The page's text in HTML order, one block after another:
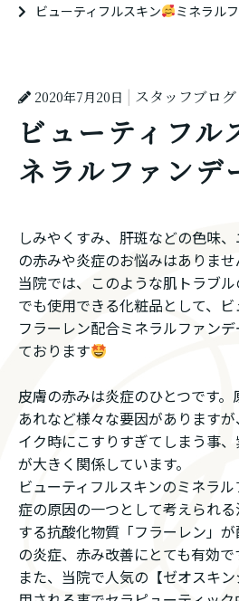
ビューティフルスキン
ミネラル
2020年7月20日 スタッフブログ
ビューティフル
ネラルファンデ
しみやくすみ、肝斑などの色味
の赤みや炎症のお悩みはありま
当院では、このような肌トラブ
でも使用できる化粧品として、
フラーレン配合ミネラルファン
ております
皮膚の赤みは炎症のひとつです
あれなど様々な要因があります
イク時にこすりすぎてしまう事
が大きく関係しています。
ビューティフルスキンのミネラ
症の原因の一つとして考えられ
する抗酸化物質「フラーレン」
の炎症、赤み改善にとても有効で
また、当院で人気の【ゼオスキ